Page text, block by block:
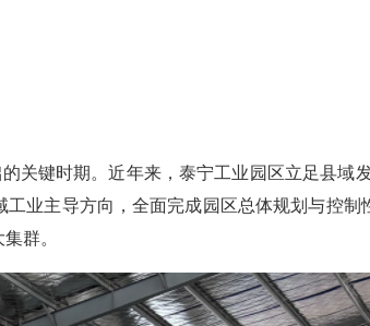
关键时期。近年来，泰宁工业园区立足县域
业主导方向，全面完成园区总体规划与控
群。